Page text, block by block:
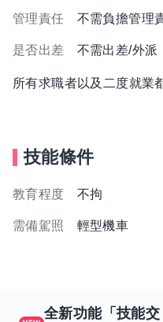
管理責任 不需負擔管理
是否出差 不需出差/外派
所有求職者以及二度就業
技能條件
教育程度 不拘
需備駕照 輕型機車
全新功能「技能交